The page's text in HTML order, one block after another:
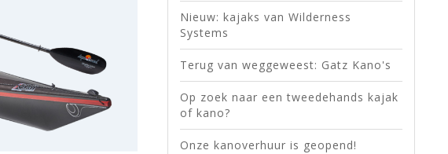
Nieuw: kajaks van Wilderness
Systems
Terug van weggeweest: Gatz Kano's
Op zoek naar een tweedehands kajak
of kano?
Onze kanoverhuur is geopend!